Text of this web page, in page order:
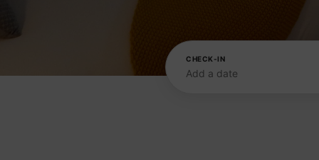
CHECK-IN
Add a date